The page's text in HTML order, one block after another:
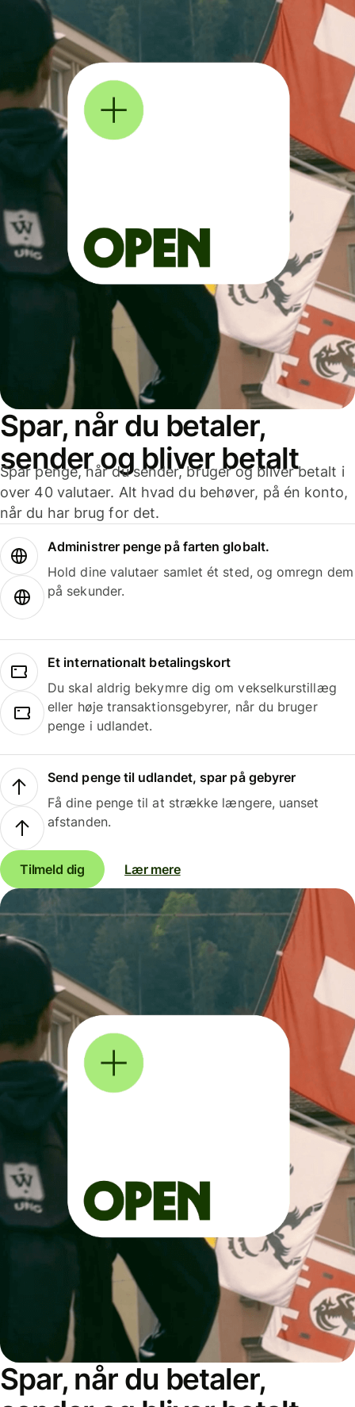
Spar, når du betaler,
sender og bliver betalt
Spar penge, når du sender, bruger og bliver betalt i
over 40 valutaer. Alt hvad du behøver, på én konto,
når du har brug for det.
Administrer penge på farten globalt.
Hold dine valutaer samlet ét sted, og omregn dem
på sekunder.
Et internationalt betalingskort
Du skal aldrig bekymre dig om vekselkurstillæg
eller høje transaktionsgebyrer, når du bruger
penge i udlandet.
Send penge til udlandet, spar på gebyrer
Få dine penge til at strække længere, uanset
afstanden.
Tilmeld dig Lær mere
Spar, når du betaler,